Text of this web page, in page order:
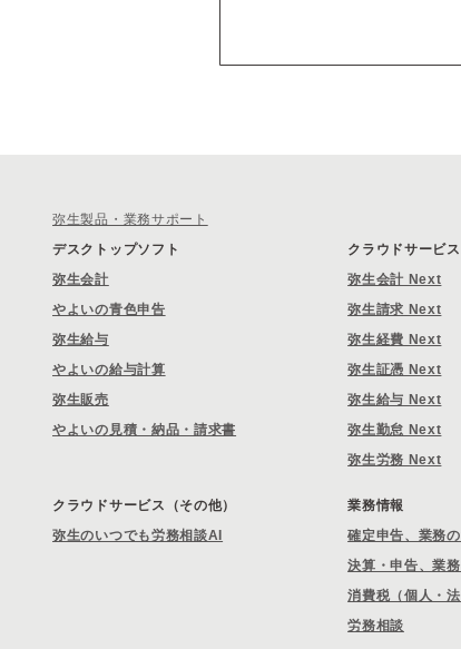
弥生製品・業務サポート
デスクトップソフト
弥生会計
やよいの青色申告
弥生給与
やよいの給与計算
弥生販売
やよいの見積・納品・請求書
クラウドサービ
弥生会計 Next
弥生請求 Next
弥生経費 Next
弥生証憑 Next
弥生給与 Next
弥生勤怠 Next
弥生労務 Next
クラウドサービス（その他）
弥生のいつでも労務相談AI
業務情報
確定申告、業務の
決算・申告、業務
消費税（個人・法
労務相談